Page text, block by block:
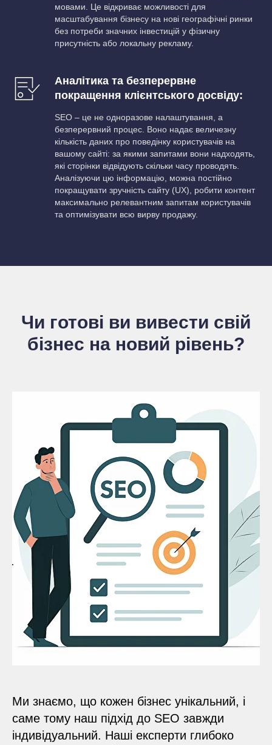
мовами. Це відкриває можливості для
масштабування бізнесу на нові географічні ринки
без потреби значних інвестицій у фізичну
присутність або локальну рекламу.
Аналітика та безперервне
покращення клієнтського досвіду:
SEO – це не одноразове налаштування, а
безперервний процес. Воно надає величезну
кількість даних про поведінку користувачів на
вашому сайті: за якими запитами вони надходять,
які сторінки відвідують скільки часу проводять.
Аналізуючи цю інформацію, можна постійно
покращувати зручність сайту (UX), робити контент
максимально релевантним запитам користувачів
та оптимізувати всю вирву продажу.
Чи готові ви вивести свій
бізнес на новий рівень?
Ми знаємо, що кожен бізнес унікальний, і
саме тому наш підхід до SEO завжди
індивідуальний. Наші експерти глибоко